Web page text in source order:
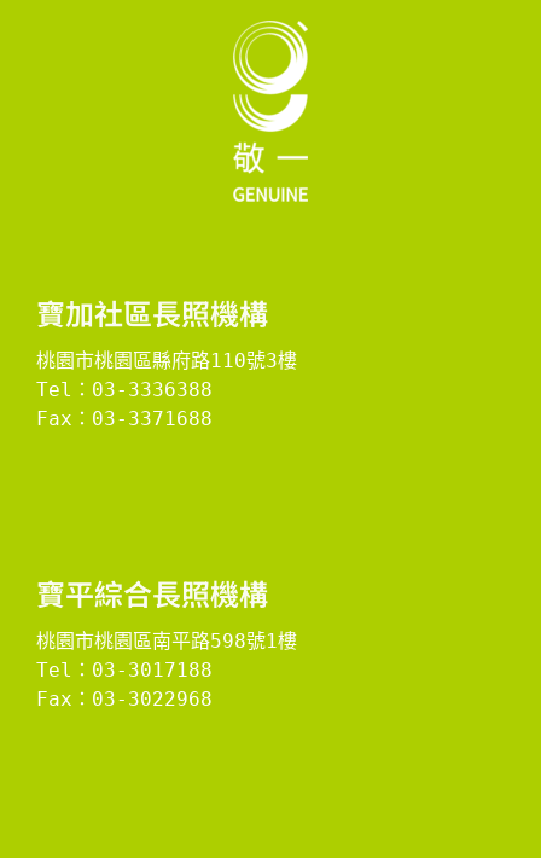
寶加社區長照機構
桃園市桃園區縣府路110號3樓
Tel：03-3336388
Fax：03-3371688
​寶平綜合長照機構​
桃園市桃園區南平路598號1樓
Tel：03-3017188
Fax：03-3022968